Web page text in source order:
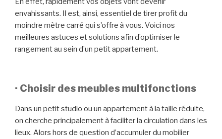
envahissants. Il est, ainsi, essentiel de tirer profit du
moindre mètre carré qui s’offre à vous. Voici nos
meilleures astuces et solutions afin d’optimiser le
rangement au sein d’un petit appartement.
· Choisir des meubles multifonctions
Dans un petit studio ou un appartement à la taille réduite,
on cherche principalement à faciliter la circulation dans les
lieux. Alors hors de question d’accumuler du mobilier